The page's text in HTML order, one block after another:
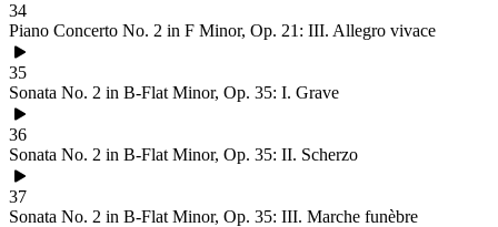
34
Piano Concerto No. 2 in F Minor, Op. 21: III. Allegro vivace
35
Sonata No. 2 in B-Flat Minor, Op. 35: I. Grave
36
Sonata No. 2 in B-Flat Minor, Op. 35: II. Scherzo
37
Sonata No. 2 in B-Flat Minor, Op. 35: III. Marche funèbre